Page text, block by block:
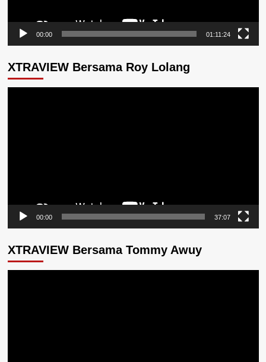
00:00 01:11:24
XTRAVIEW Bersama Roy Lolang
00:00 37:07
XTRAVIEW Bersama Tommy Awuy